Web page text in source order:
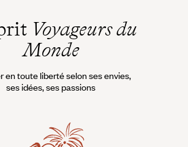
Voyageurs du
Monde
en toute liberté selon ses envies,
ses idées, ses passions